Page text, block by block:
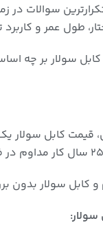
سوالات در
طول عمر و
سولار بر چه
قیمت کابل سولار
کابل سولار بدون